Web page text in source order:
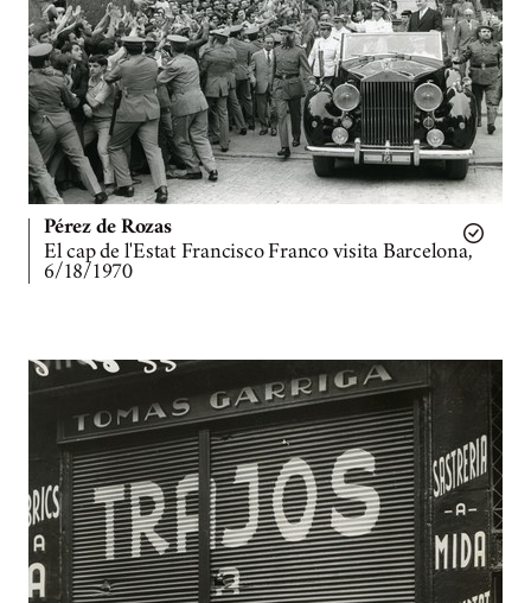
Pérez de Rozas
El cap de l'Estat Francisco Franco visita Barcelona,
6/18/1970